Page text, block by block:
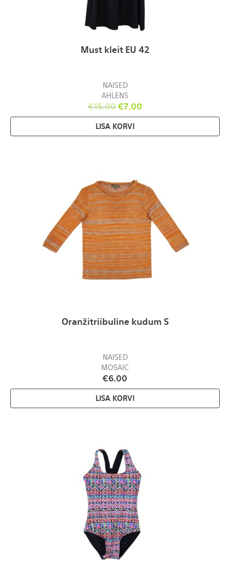
Must kleit EU 42
NAISED
AHLENS
€15.00 €7.00
LISA KORVI
Oranžitriibuline kudum S
NAISED
MOSAIC
€6.00
LISA KORVI